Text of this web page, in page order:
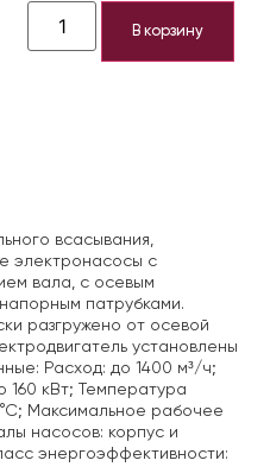
В корзину
всасывания,
электронасосы с
вала, с осевым
патрубками.
разгружено от осевой
установлены
Расход: до 1400 м³/ч;
160 кВт; Температура
Максимальное рабочее
насосов: корпус и
энергоэффективности: